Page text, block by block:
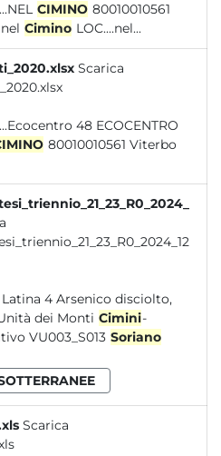
CIMINO 80010010561
nel Cimino LOC....nel...
Scarica
LOC....Ecocentro 48 ECOCENTRO
80010010561 Viterbo
disciolto,
Unità dei Monti Cimini-
VU003_S013 Soriano
Scarica